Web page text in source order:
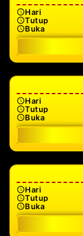
Hari
Tutup
Buka
Hari
Tutup
Buka
Hari
Tutup
Buka